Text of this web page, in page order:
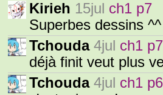
Kirieh 15jul ch1 p7
Superbes dessins
Tchouda 4jul ch1 p7
déjà finit veut plus
Tchouda 4jul ch1 p6